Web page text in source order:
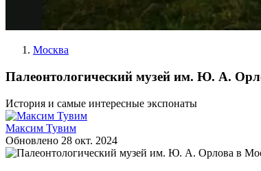
Москва
Палеонтологический музей им. Ю. А.
История и самые интересные экспонаты
Максим Тувим
Обновлено 28 окт. 2024